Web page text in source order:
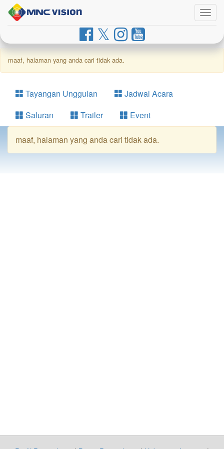
maaf, halaman yang anda cari tidak ada.
Tayangan Unggulan
Jadwal Acara
Saluran
Trailer Event
maaf, halaman yang anda cari tidak ada.